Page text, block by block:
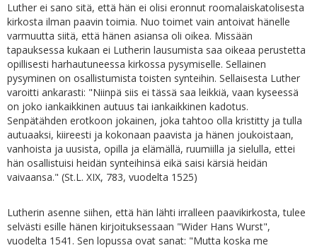
Luther ei sano sitä, että hän ei olisi eronnut roomalaiskatolisesta
kirkosta ilman paavin toimia. Nuo toimet vain antoivat hänelle
varmuutta siitä, että hänen asiansa oli oikea. Missään
tapauksessa kukaan ei Lutherin lausumista saa oikeaa perustetta
opillisesti harhautuneessa kirkossa pysymiselle. Sellainen
pysyminen on osallistumista toisten synteihin. Sellaisesta Luther
varoitti ankarasti: "Niinpä siis ei tässä saa leikkiä, vaan kyseessä
on joko iankaikkinen autuus tai iankaikkinen kadotus.
Senpätähden erotkoon jokainen, joka tahtoo olla kristitty ja tulla
autuaaksi, kiireesti ja kokonaan paavista ja hänen joukoistaan,
vanhoista ja uusista, opilla ja elämällä, ruumiilla ja sielulla, ettei
hän osallistuisi heidän synteihinsä eikä saisi kärsiä heidän
vaivaansa." (St.L. XIX, 783, vuodelta 1525)
Lutherin asenne siihen, että hän lähti irralleen paavikirkosta, tulee
selvästi esille hänen kirjoituksessaan "Wider Hans Wurst",
vuodelta 1541. Sen lopussa ovat sanat: "Mutta koska me